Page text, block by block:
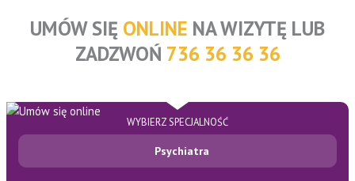
UMÓW SIĘ ONLINE NA WIZYTĘ LUB
ZADZWOŃ 736 36 36 36
WYBIERZ SPECJALNOŚĆ
Psychiatra